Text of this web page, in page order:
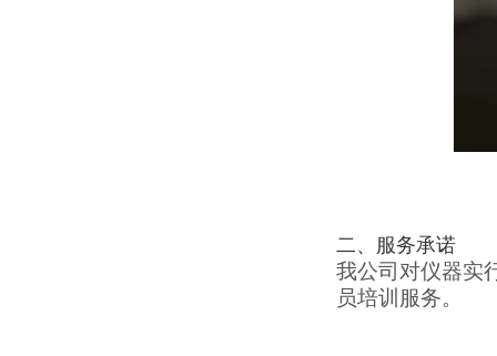
二、服务承诺
我公司对仪器实
员培训服务。